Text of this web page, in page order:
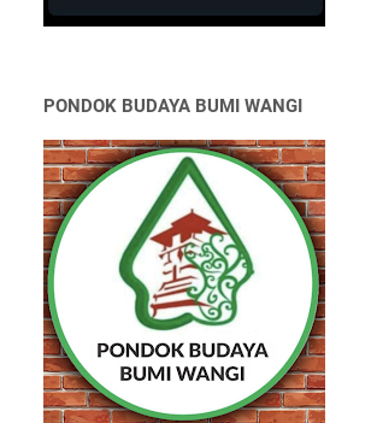
PONDOK BUDAYA BUMI WANGI